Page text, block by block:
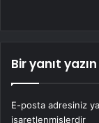
Bir yanıt yazın
E-posta adresiniz
işaretlenmişlerdir